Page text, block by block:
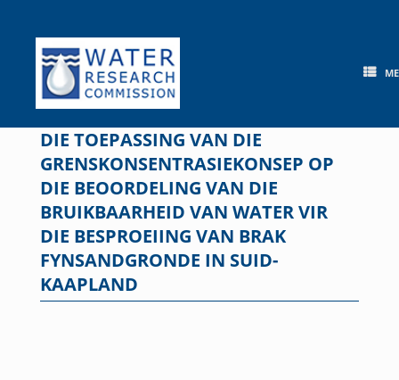
content
DIE TOEPASSING VAN DIE
GRENSKONSENTRASIEKONSEP OP
DIE BEOORDELING VAN DIE
BRUIKBAARHEID VAN WATER VIR
DIE BESPROEIING VAN BRAK
FYNSANDGRONDE IN SUID-
KAAPLAND